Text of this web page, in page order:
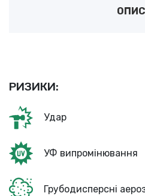
ОПИС
РИЗИКИ:
Удар
УФ випромінювання
Грубодисперсні